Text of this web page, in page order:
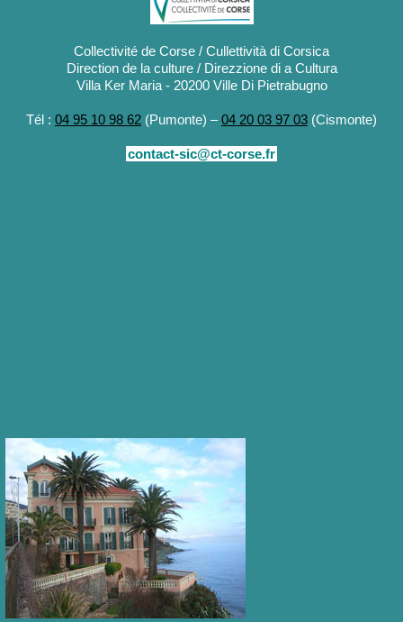
Collectivité de Corse / Cullettività di Corsica
Direction de la culture / Direzzione di a Cultura
Villa Ker Maria - 20200 Ville Di Pietrabugno
Tél : 04 95 10 98 62 (Pumonte) –04 20 03 97 03 (Cismonte)
contact-sic@ct-corse.fr